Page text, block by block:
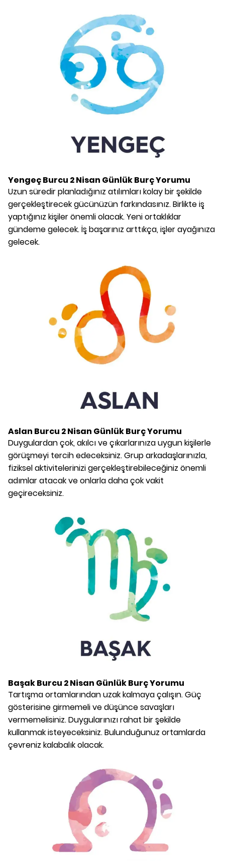
Yengeç Burcu 2 Nisan Günlük Burç Yorumu
Uzun süredir planladığınız atılımları kolay bir şekilde
gerçekleştirecek gücünüzün farkındasınız. Birlikte iş
yaptığınız kişiler önemli olacak. Yeni ortaklıklar
gündeme gelecek. İş başarınız arttıkça, işler ayağınıza
gelecek.
Aslan Burcu 2 Nisan Günlük Burç Yorumu
Duygulardan çok, akılcı ve çıkarlarınıza uygun kişilerle
görüşmeyi tercih edeceksiniz. Grup arkadaşlarınızla,
fiziksel aktivitelerinizi gerçekleştirebileceğiniz önemli
adımlar atacak ve onlarla daha çok vakit
geçireceksiniz.
Başak Burcu 2 Nisan Günlük Burç Yorumu
Tartışma ortamlarından uzak kalmaya çalışın. Güç
gösterisine girmemeli ve düşünce savaşları
vermemelisiniz. Duygularınızı rahat bir şekilde
kullanmak isteyeceksiniz. Bulunduğunuz ortamlarda
çevreniz kalabalık olacak.